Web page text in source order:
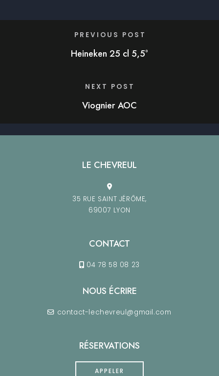
PREVIOUS POST
Heineken 25 cl 5,5°
NEXT POST
Viognier AOC
LE CHEVREUL
35 RUE SAINT JÉRÔME,
69007 LYON
CONTACT
04 78 58 08 23
NOUS ÉCRIRE
contact-lechevreul@gmail.com
RÉSERVATIONS
APPELER